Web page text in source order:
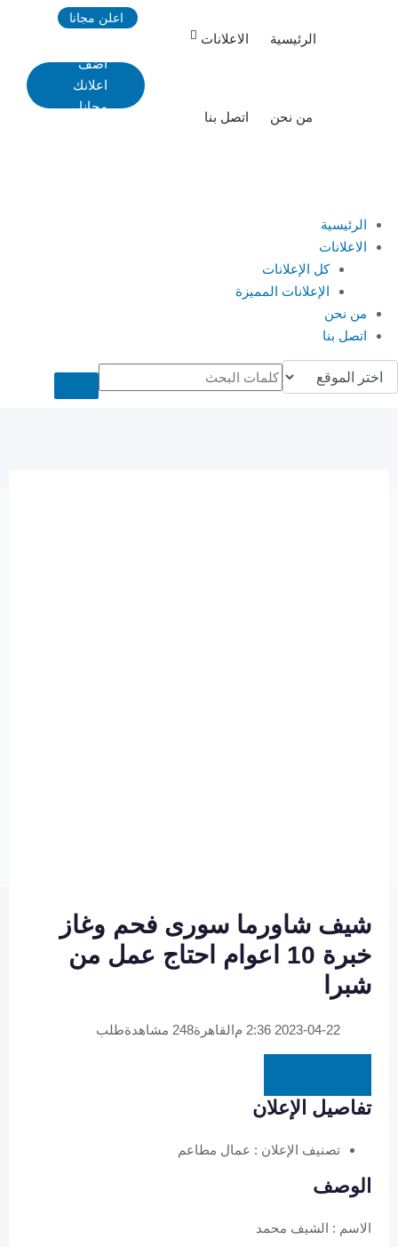
الرئيسية الاعلانات
من نحن اتصل بنا
اضف
اعلانك
مجانا
اعلن مجانا
الرئيسية
الاعلانات
كل الإعلانات
الإعلانات المميزة
من نحن
اتصل بنا
شيف شاورما سورى فحم وغاز
خبرة 10 اعوام احتاج عمل من
شبرا
2023-04-22 2:36 م القاهرة248 مشاهدة طلب
تفاصيل الإعلان
تصنيف الإعلان : عمال مطاعم
الوصف
الاسم : الشيف محمد